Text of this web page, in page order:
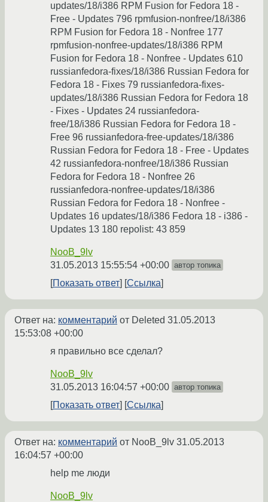
updates/18/i386 RPM Fusion for Fedora 18 -
Free - Updates 796 rpmfusion-nonfree/18/i386
RPM Fusion for Fedora 18 - Nonfree 177
rpmfusion-nonfree-updates/18/i386 RPM
Fusion for Fedora 18 - Nonfree - Updates 610
russianfedora-fixes/18/i386 Russian Fedora for
Fedora 18 - Fixes 79 russianfedora-fixes-
updates/18/i386 Russian Fedora for Fedora 18
- Fixes - Updates 24 russianfedora-
free/18/i386 Russian Fedora for Fedora 18 -
Free 96 russianfedora-free-updates/18/i386
Russian Fedora for Fedora 18 - Free - Updates
42 russianfedora-nonfree/18/i386 Russian
Fedora for Fedora 18 - Nonfree 26
russianfedora-nonfree-updates/18/i386
Russian Fedora for Fedora 18 - Nonfree -
Updates 16 updates/18/i386 Fedora 18 - i386 -
Updates 13 180 repolist: 43 859
NooB_9lv
31.05.2013 15:55:54 +00:00 автор топика
Показать ответ Ссылка
Ответ на: комментарий от Deleted 31.05.2013
15:53:08 +00:00
я правильно все сделал?
NooB_9lv
31.05.2013 16:04:57 +00:00 автор топика
Показать ответ Ссылка
Ответ на: комментарий от NooB_9lv 31.05.2013
16:04:57 +00:00
help me люди
NooB_9lv